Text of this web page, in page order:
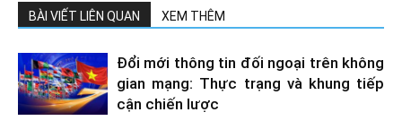
BÀI VIẾT LIÊN QUAN XEM THÊM
Đổi mới thông tin đối ngoại trên không
gian mạng: Thực trạng và khung tiếp
cận chiến lược